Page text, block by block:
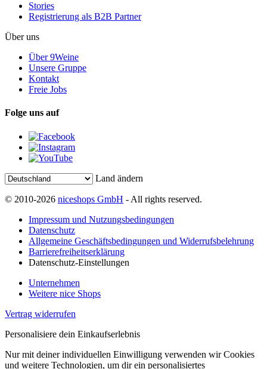
Stories
Registrierung als B2B Partner
Über uns
Über 9Weine
Unsere Gruppe
Kontakt
Freie Jobs
Folge uns auf
Land ändern
© 2010-2026 niceshops GmbH - All rights reserved.
Impressum und Nutzungsbedingungen
Datenschutz
Allgemeine Geschäftsbedingungen und Widerrufsbelehrung
Barrierefreiheitserklärung
Datenschutz-Einstellungen
Unternehmen
Weitere nice Shops
Vertrag widerrufen
Personalisiere dein Einkaufserlebnis
Nur mit deiner individuellen Einwilligung verwenden wir Cookies
und weitere Technologien, um dir ein personalisiertes